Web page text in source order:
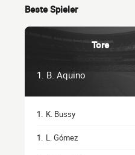
Beste Spieler
Tore
1. B. Aquino
1. K. Bussy
1. L. Gómez